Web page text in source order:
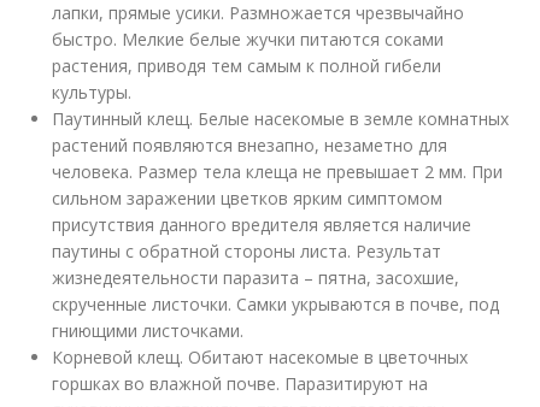
лапки, прямые усики. Размножается чрезвычайно
быстро. Мелкие белые жучки питаются соками
растения, приводя тем самым к полной гибели
культуры.
Паутинный клещ. Белые насекомые в земле комнатных
растений появляются внезапно, незаметно для
человека. Размер тела клеща не превышает 2 мм. При
сильном заражении цветков ярким симптомом
присутствия данного вредителя является наличие
паутины с обратной стороны листа. Результат
жизнедеятельности паразита – пятна, засохшие,
скрученные листочки. Самки укрываются в почве, под
гниющими листочками.
Корневой клещ. Обитают насекомые в цветочных
горшках во влажной почве. Паразитируют на